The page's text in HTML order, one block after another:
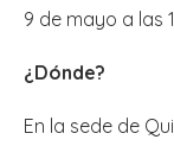
9 de mayo a las
¿Dónde?
En la sede de